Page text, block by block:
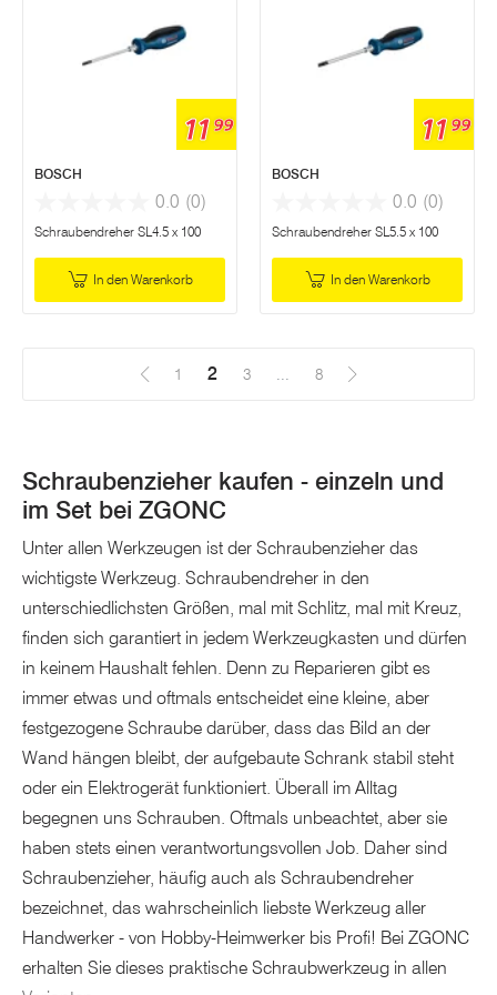
1199
BOSCH
0.0 (0)
Schraubendreher SL4.5 x 100
In den Warenkorb
1199
BOSCH
0.0 (0)
Schraubendreher SL5.5 x 100
In den Warenkorb
1 2 (Aktuell)
3 8
Schraubenzieher kaufen - einzeln und
im Set bei ZGONC
Unter allen Werkzeugen ist der Schraubenzieher das
wichtigste Werkzeug. Schraubendreher in den
unterschiedlichsten Größen, mal mit Schlitz, mal mit Kreuz,
finden sich garantiert in jedem Werkzeugkasten und dürfen
in keinem Haushalt fehlen. Denn zu Reparieren gibt es
immer etwas und oftmals entscheidet eine kleine, aber
festgezogene Schraube darüber, dass das Bild an der
Wand hängen bleibt, der aufgebaute Schrank stabil steht
oder ein Elektrogerät funktioniert. Überall im Alltag
begegnen uns Schrauben. Oftmals unbeachtet, aber sie
haben stets einen verantwortungsvollen Job. Daher sind
Schraubenzieher, häufig auch als Schraubendreher
bezeichnet, das wahrscheinlich liebste Werkzeug aller
Handwerker - von Hobby-Heimwerker bis Profi! Bei ZGONC
erhalten Sie dieses praktische Schraubwerkzeug in allen